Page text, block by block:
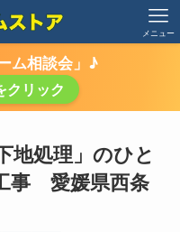
メニュー
ム相談会」♪
クリック
地処理」のひと
事 愛媛県西条